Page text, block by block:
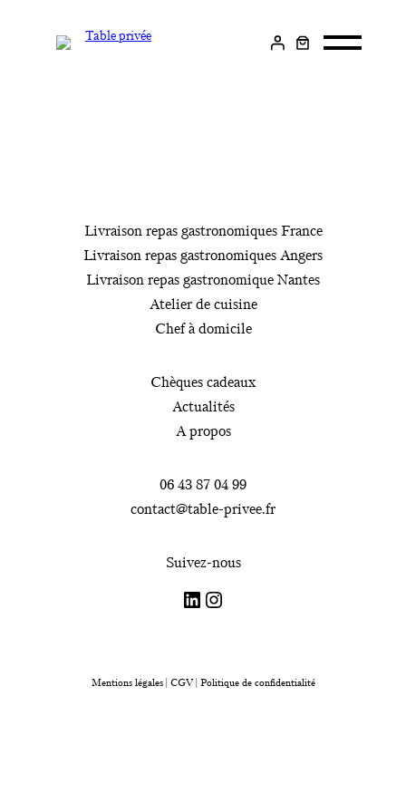
Livraison repas gastronomiques France
Livraison repas gastronomiques Angers
Livraison repas gastronomique Nantes
Atelier de cuisine
Chef à domicile
Chèques cadeaux
Actualités
A propos
06 43 87 04 99
contact@table-privee.fr
Suivez-nous
LinkedIn Instagram
Mentions légales| CGV| Politique de confidentialité
Atelier de cuisine
Chef à domicile
Contactez-moi